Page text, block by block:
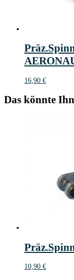
16,90 €
Das könnte
10,90 €